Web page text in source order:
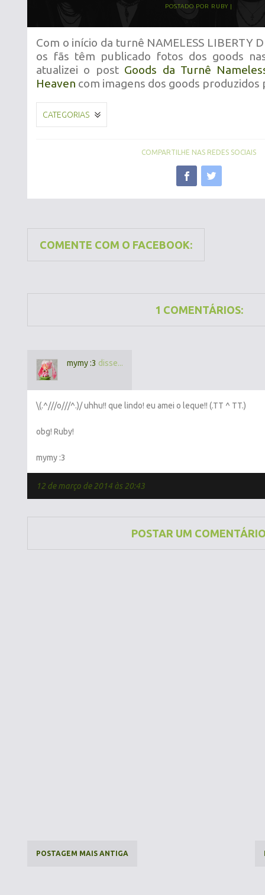
POSTADO POR RUBY
Com o início da turnê NAMELESS LIBERTY
os fãs têm publicado fotos dos goods
atualizei o post Goods da Turnê
Heaven com imagens dos goods
CATEGORIAS
COMPARTILHE NAS REDES SOCIAIS
COMENTE COM O FACEBOOK:
1 COMENTÁRIOS:
mymy :3 disse...
\(.^///o///^.)/ uhhu!! que lindo! eu amei o leque!! (.TT ^ TT.)
obg! Ruby!
mymy :3
12 de março de 2014 às 20:43
POSTAR UM
POSTAGEM MAIS ANTIGA